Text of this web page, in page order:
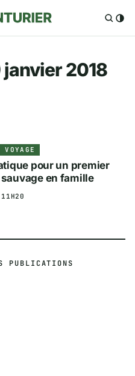
—
2018
pour un premier
en famille
PUBLICATIONS